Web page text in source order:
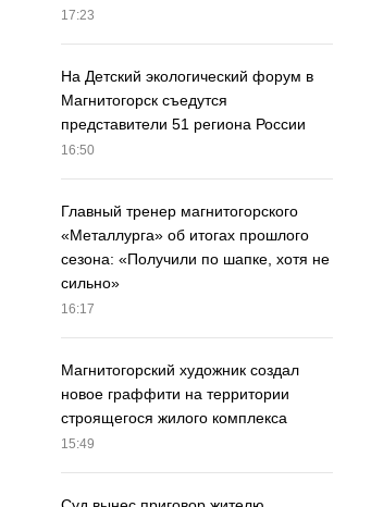
17:23
На Детский экологический форум в
Магнитогорск съедутся
представители 51 региона России
16:50
Главный тренер магнитогорского
«Металлурга» об итогах прошлого
сезона: «Получили по шапке, хотя не
сильно»
16:17
Магнитогорский художник создал
новое граффити на территории
строящегося жилого комплекса
15:49